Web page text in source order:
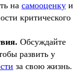
на самооценку и
критического
Обсуждайте
развить у
за свою жизнь.